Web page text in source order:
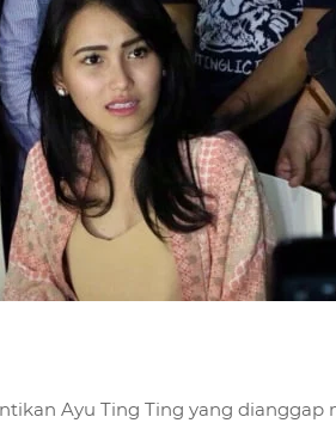
Ayu Ting Ting yang dianggap